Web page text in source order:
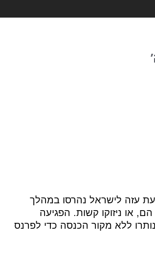
עזה לישראל נהרסו במהלך
גם הם, או ניזוקו קשות. הפגיעה
ללא מקור הכנסה כדי לפרנס